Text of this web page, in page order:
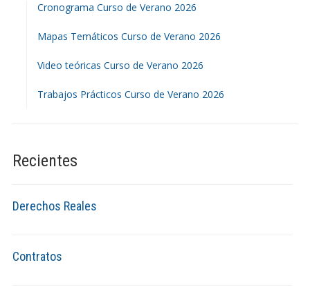
Cronograma Curso de Verano 2026
Mapas Temáticos Curso de Verano 2026
Video teóricas Curso de Verano 2026
Trabajos Prácticos Curso de Verano 2026
Recientes
Derechos Reales
Contratos